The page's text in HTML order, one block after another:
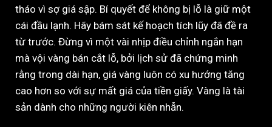
tháo vì sợ giá sập. Bí quyết để không bị lỗ là giữ một
cái đầu lạnh. Hãy bám sát kế hoạch tích lũy đã đề ra
từ trước. Đừng vì một vài nhịp điều chỉnh ngắn hạn
mà vội vàng bán cắt lỗ, bởi lịch sử đã chứng minh
rằng trong dài hạn, giá vàng luôn có xu hướng tăng
cao hơn so với sự mất giá của tiền giấy. Vàng là tài
sản dành cho những người kiên nhẫn.